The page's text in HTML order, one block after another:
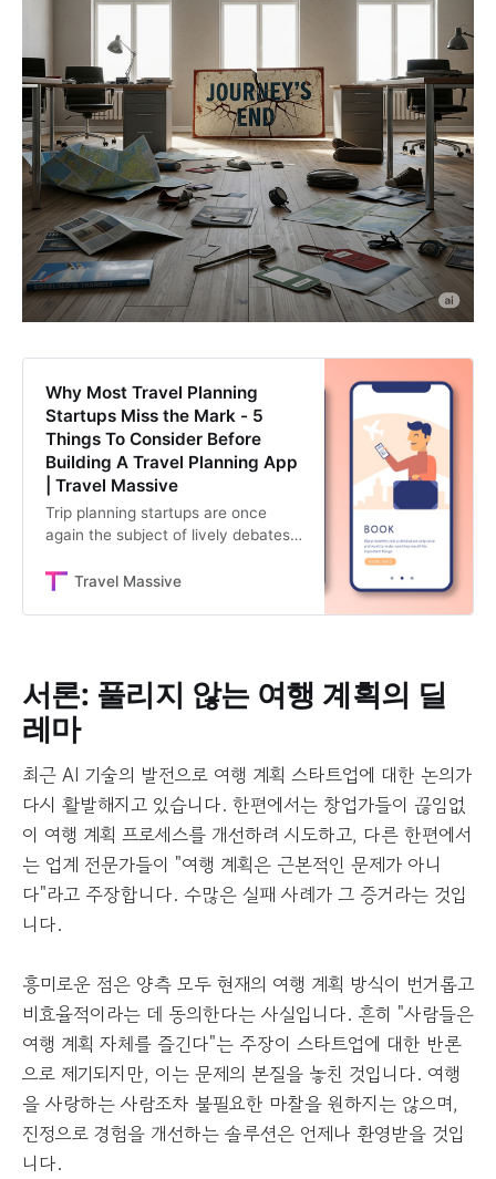
Why Most Travel Planning
Startups Miss the Mark - 5
Things To Consider Before
Building A Travel Planning App
| Travel Massive
Trip planning startups are once
again the subject of lively debates,
AI-powered solutions. On one hand,
Travel Massive
서론: 풀리지 않는 여행 계획의 딜
레마
최근 AI 기술의 발전으로 여행 계획 스타트업에 대한 논의가
다시 활발해지고 있습니다. 한편에서는 창업가들이 끊임없
이 여행 계획 프로세스를 개선하려 시도하고, 다른 한편에서
는 업계 전문가들이 "여행 계획은 근본적인 문제가 아니
다"라고 주장합니다. 수많은 실패 사례가 그 증거라는 것입
니다.
흥미로운 점은 양측 모두 현재의 여행 계획 방식이 번거롭고
비효율적이라는 데 동의한다는 사실입니다. 흔히 "사람들은
여행 계획 자체를 즐긴다"는 주장이 스타트업에 대한 반론
으로 제기되지만, 이는 문제의 본질을 놓친 것입니다. 여행
을 사랑하는 사람조차 불필요한 마찰을 원하지는 않으며,
진정으로 경험을 개선하는 솔루션은 언제나 환영받을 것입
니다.